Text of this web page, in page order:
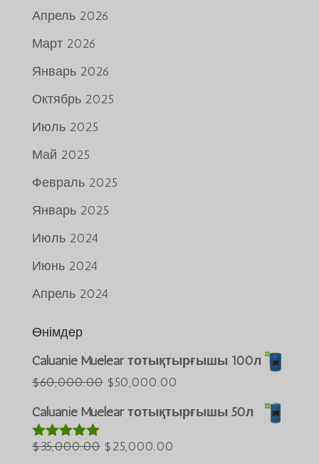
Апрель 2026
Март 2026
Январь 2026
Октябрь 2025
Июль 2025
Май 2025
Февраль 2025
Январь 2025
Июль 2024
Июнь 2024
Апрель 2024
Өнімдер
Caluanie Muelear тотықтырғышы 100л
$60,000.00 Бастапқы
бағасы:
$60,000.00.
$50,000.00
$50,000.00.
Caluanie Muelear тотықтырғышы 50л
5-тен5.00
$35,000.00 Бастапқы
$25,000.00